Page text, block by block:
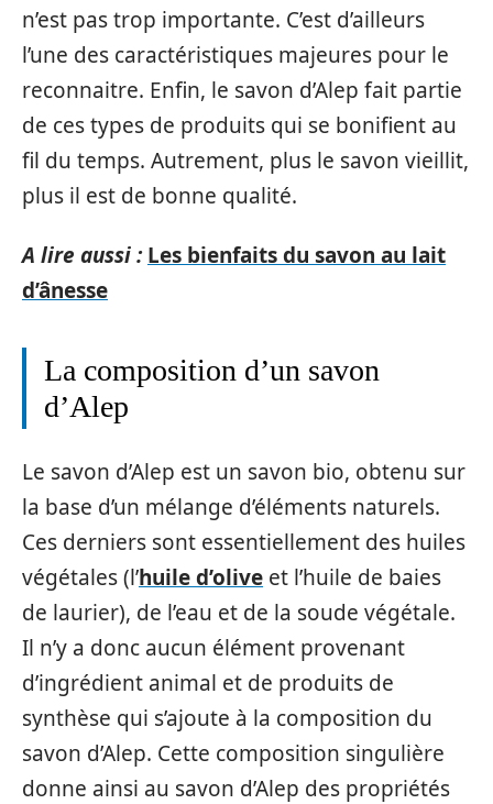
n’est pas trop importante. C’est d’ailleurs
l’une des caractéristiques majeures pour le
reconnaitre. Enfin, le savon d’Alep fait partie
de ces types de produits qui se bonifient au
fil du temps. Autrement, plus le savon vieillit,
plus il est de bonne qualité.
A lire aussi : Les bienfaits du savon au lait
d’ânesse
La composition d’un savon
d’Alep
Le savon d’Alep est un savon bio, obtenu sur
la base d’un mélange d’éléments naturels.
Ces derniers sont essentiellement des huiles
végétales (l’huile d’olive et l’huile de baies
de laurier), de l’eau et de la soude végétale.
Il n’y a donc aucun élément provenant
d’ingrédient animal et de produits de
synthèse qui s’ajoute à la composition du
savon d’Alep. Cette composition singulière
donne ainsi au savon d’Alep des propriétés